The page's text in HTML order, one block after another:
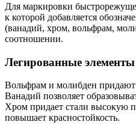
Для маркировки
к которой добавляется
(ванадий, хром, вольфрам,
соотношении.
Легированные элементы
Вольфрам и молибден придают
Ванадий позволяет
Хром придает стали высокую
повышает красностойкость.